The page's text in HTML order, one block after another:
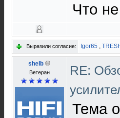
Что
Выразили согласие: Igor65 ,
shelb
Ветеран
RE:
Тема